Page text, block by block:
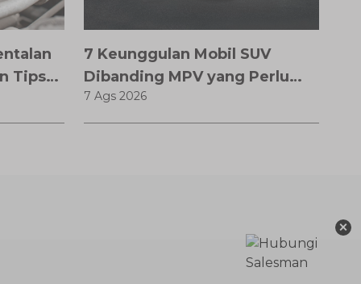
Tips
7 Keunggulan Mobil SUV
Dibanding MPV yang Perlu
Anda Ketahui
7 Ags 2026
×